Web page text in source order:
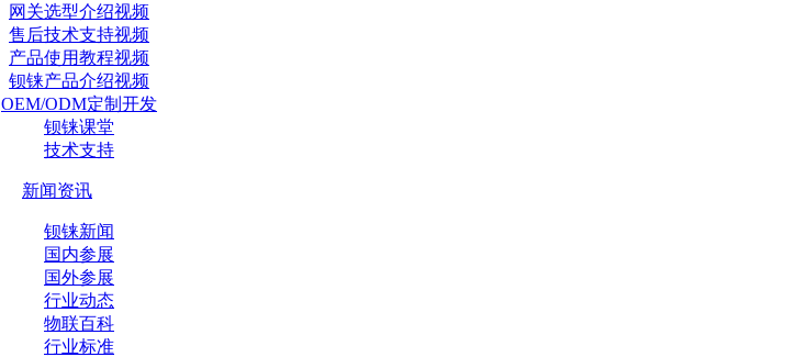
网关选型介绍视频
售后技术支持视频
产品使用教程视频
钡铼产品介绍视频
OEM/ODM定制开发
钡铼课堂
技术支持
新闻资讯
钡铼新闻
国内参展
国外参展
行业动态
物联百科
行业标准